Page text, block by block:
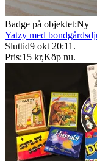
Badge på objektet:Ny
Yatzy med
Sluttid9 okt 20:11 .
Pris:15 kr,Köp nu.